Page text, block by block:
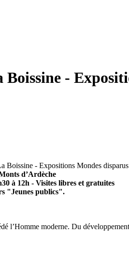
-
d’Ardèche
à 12h - Visites libres et gratuites
"Jeunes publics".
l’Homme moderne. Du